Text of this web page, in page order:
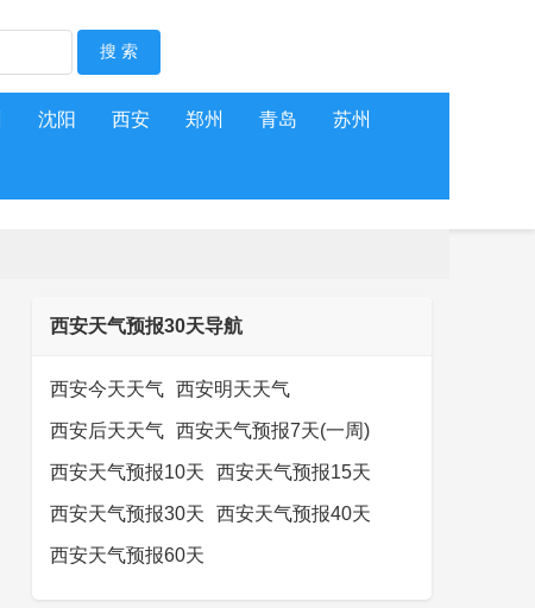
沈阳 西安 郑州 青岛 苏州
西安天气预报30天导航
西安今天天气 西安明天天气
西安后天天气 西安天气预报7天(一周)
西安天气预报10天 西安天气预报15天
西安天气预报30天 西安天气预报40天
西安天气预报60天